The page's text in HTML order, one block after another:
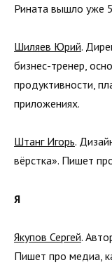
Рината вышло уже
Шиляев Юрий.
бизнес-тренер,
продуктивности,
приложениях.
Штанг Игорь.
вёрстка». Пишет
Я
Якупов Сергей.
Пишет про медиа,